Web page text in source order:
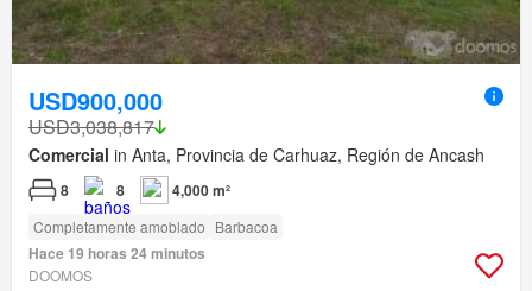
USD900,000
USD3,038,817
Comercial in Anta, Provincia de Carhuaz, Región de Ancash
8 8 4,000 m²
Completamente amoblado Barbacoa
Hace 19 horas 24 minutos
DOOMOS